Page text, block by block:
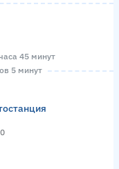
45 минут
5 минут